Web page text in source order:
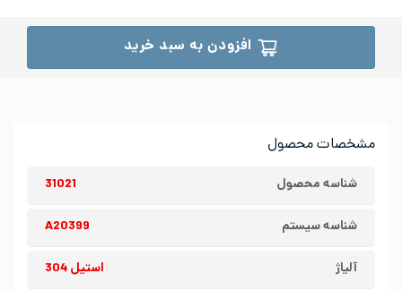
مشخصات محصول
شناسه محصول 31021
شناسه سیستم A20399
آلیاژ استیل 304
افزودن به سبد خرید